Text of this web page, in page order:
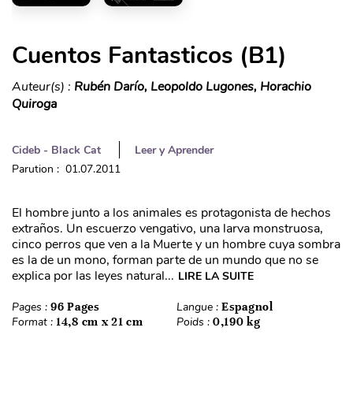
Cuentos Fantasticos (B1)
Auteur(s) : Rubén Darío, Leopoldo Lugones, Horachio
Quiroga
Cideb - Black Cat
Leer y Aprender
Parution : 01.07.2011
El hombre junto a los animales es protagonista de hechos
extraños. Un escuerzo vengativo, una larva monstruosa,
cinco perros que ven a la Muerte y un hombre cuya sombra
es la de un mono, forman parte de un mundo que no se
explica por las leyes natural... LIRE LA SUITE
Pages : 96 Pages Langue : Espagnol
Format : 14,8 cm x 21 cm Poids : 0,190 kg